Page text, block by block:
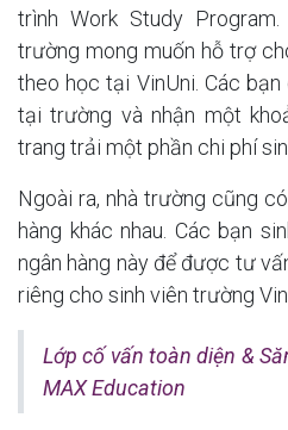
trình Work Study
trường mong muốn hỗ trợ
theo học tại VinUni. Các
tại trường và nhận một
trang trải một phần chi phí
Ngoài ra, nhà trường cũng
hàng khác nhau. Các bạn
ngân hàng này để được tư
riêng cho sinh viên trường
Lớp cố vấn toàn diện &
MAX Education